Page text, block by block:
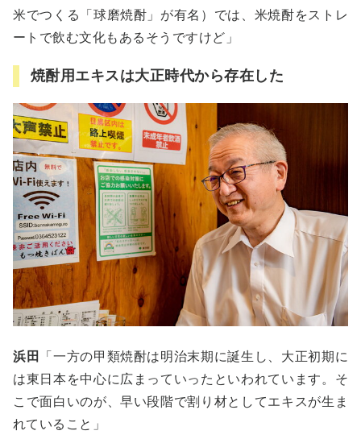
米でつくる「球磨焼酎」が有名）では、米焼酎をストレ
ートで飲む文化もあるそうですけど」
焼酎用エキスは大正時代から存在した
浜田
「一方の甲類焼酎は明治末期に誕生し、大正初期に
は東日本を中心に広まっていったといわれています。そ
こで面白いのが、早い段階で割り材としてエキスが生ま
れていること」